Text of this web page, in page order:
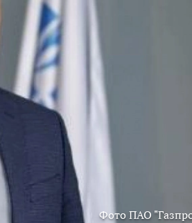
Фото ПАО